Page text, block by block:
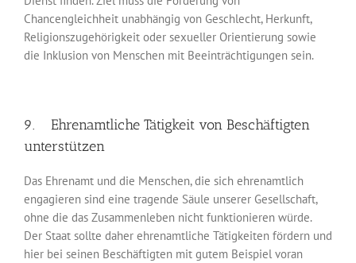
Chancengleichheit unabhängig von Geschlecht, Herkunft,
Religionszugehörigkeit oder sexueller Orientierung sowie
die Inklusion von Menschen mit Beeinträchtigungen sein.
9. Ehrenamtliche Tätigkeit von Beschäftigten
unterstützen
Das Ehrenamt und die Menschen, die sich ehrenamtlich
engagieren sind eine tragende Säule unserer Gesellschaft,
ohne die das Zusammenleben nicht funktionieren würde.
Der Staat sollte daher ehrenamtliche Tätigkeiten fördern und
hier bei seinen Beschäftigten mit gutem Beispiel voran